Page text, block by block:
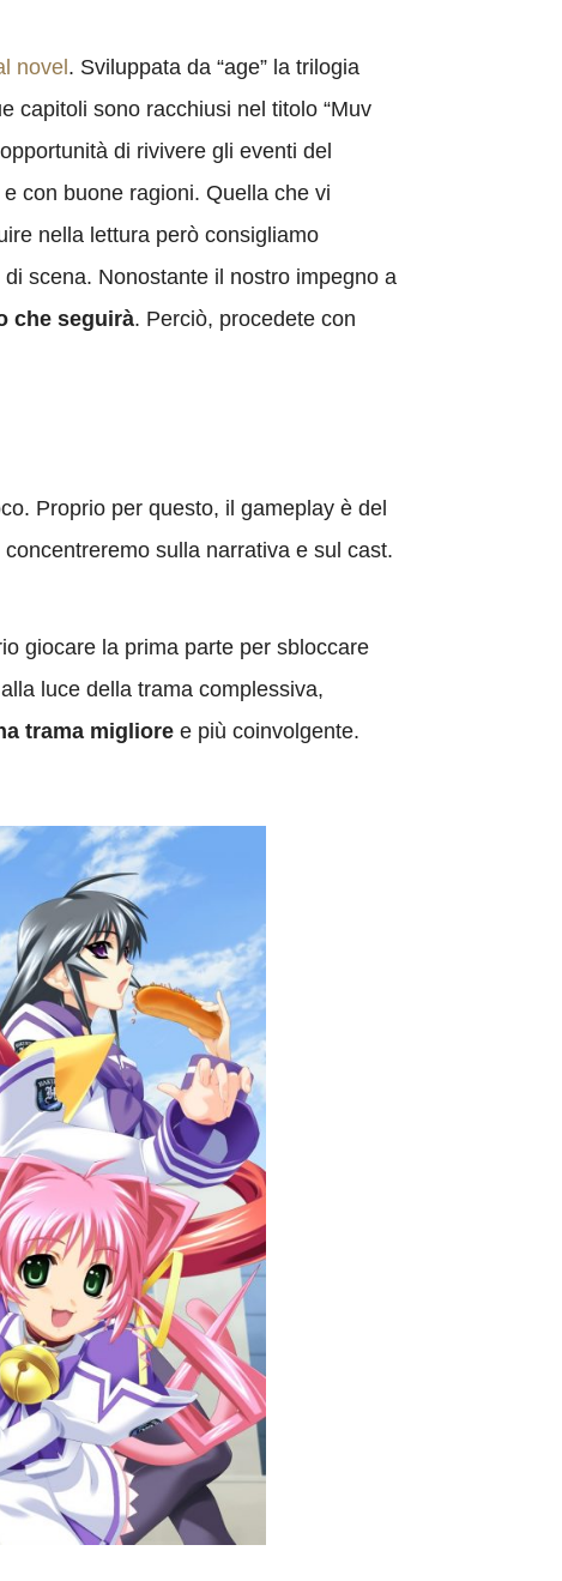
novel . Sviluppata da “age” la trilogia
capitoli sono racchiusi nel titolo “Muv
di rivivere gli eventi del
e con buone ragioni. Quella che vi
nella lettura però consigliamo
scena. Nonostante il nostro impegno a
che seguirà. Perciò, procedete con
Proprio per questo, il gameplay è del
sulla narrativa e sul cast.
giocare la prima parte per sbloccare
luce della trama complessiva,
trama migliore e più coinvolgente.